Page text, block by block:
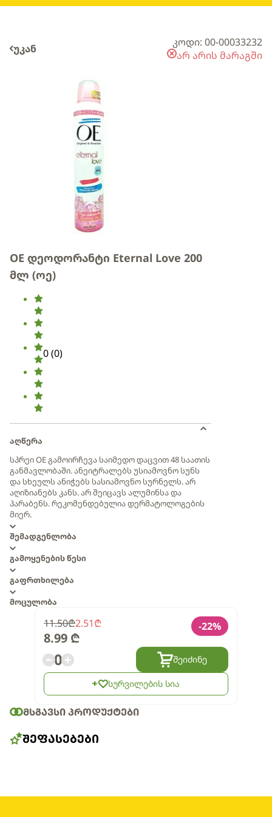
უკან
კოდი: 00-00033232
არ არის მარაგში
OE დეოდორანტი Eternal Love 200
მლ (ოე)
0(0)
აღწერა
სპრეი OE გამოირჩევა საიმედო დაცვით 48 საათის
განმავლობაში. ანეიტრალებს უსიამოვნო სუნს
და სხეულს ანიჭებს სასიამოვნო სურნელს. არ
აღიზიანებს კანს. არ შეიცავს ალუმინსა და
პარაბენს. რეკომენდებულია დერმატოლოგების
მიერ.
შემადგენლობა
გამოყენების წესი
გაფრთხილება
მოცულობა
11.50₾2.51₾
8.99 ₾
-22%
0 შეიძინე
სურვილების სია
ᲛᲡᲒᲐᲕᲡᲘ ᲞᲠᲝᲓᲣᲥᲢᲔᲑᲘ
ᲨᲔᲤᲐᲡᲔᲑᲔᲑᲘ